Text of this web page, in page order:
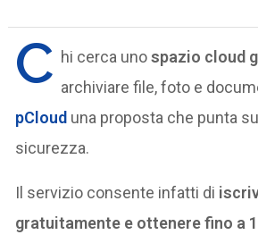
C hi cerca unospazio cloud
archiviare file, foto e
pCloud una proposta che punta
sicurezza.
Il servizio consente infatti di
gratuitamente e ottenere fino a